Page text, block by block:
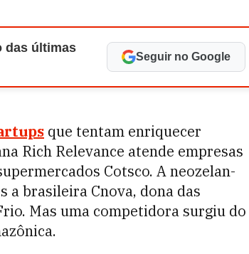
das últimas
Seguir no Google
que tentam enriquecer
Rich Relevance atende empresas
Cotsco. A neozelan­
a brasileira Cnova, dona das
Mas uma competidora surgiu do